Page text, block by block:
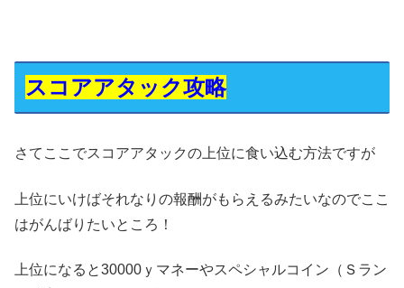
スコアアタック攻略
さてここでスコアアタックの上位に食い込む方法ですが
上位にいけばそれなりの報酬がもらえるみたいなのでここ
はがんばりたいところ！
上位になると30000ｙマネーやスペシャルコイン（Ｓラン